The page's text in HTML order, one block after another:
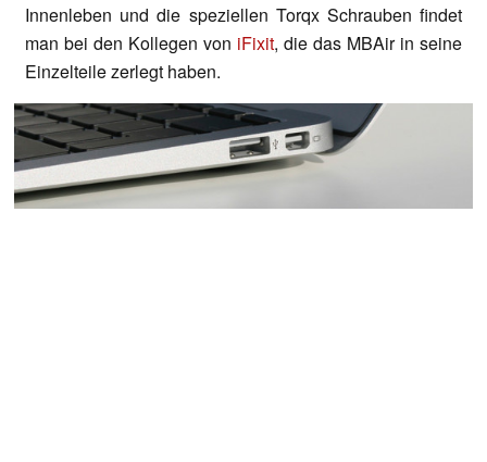
Innenleben und die speziellen Torqx Schrauben findet
man bei den Kollegen von iFixit, die das MBAir in seine
Einzelteile zerlegt haben.